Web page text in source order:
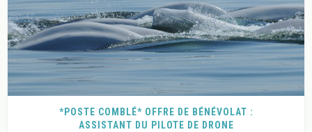
*POSTE COMBLÉ* OFFRE DE BÉNÉVOLAT :
ASSISTANT DU PILOTE DE DRONE